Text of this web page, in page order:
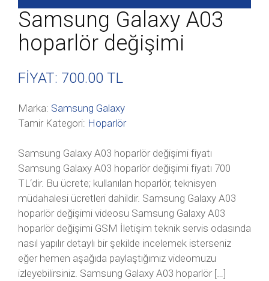
Samsung Galaxy A03
hoparlör değişimi
FİYAT: 700.00 TL
Marka: Samsung Galaxy
Tamir Kategori: Hoparlör
Samsung Galaxy A03 hoparlör değişimi fiyatı
Samsung Galaxy A03 hoparlör değişimi fiyatı 700
TL‘dir. Bu ücrete; kullanılan hoparlör, teknisyen
müdahalesi ücretleri dahildir. Samsung Galaxy A03
hoparlör değişimi videosu Samsung Galaxy A03
hoparlör değişimi GSM İletişim teknik servis odasında
nasıl yapılır detaylı bir şekilde incelemek isterseniz
eğer hemen aşağıda paylaştığımız videomuzu
izleyebilirsiniz. Samsung Galaxy A03 hoparlör […]